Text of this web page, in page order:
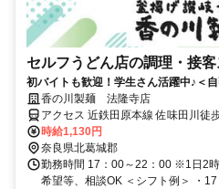
セルフうどん店の調理・接
初バイトも歓迎！学生さん活躍中♪＜
でＯＫ
香の川製麺 法隆寺店
アクセス 近鉄田原本線 佐味田川徒
約15分、ＪＲ関西本線〔大和路線〕
時給1,130円
奈良県北葛城郡
勤務時間 17：00～22：00 ※1日2
希望等、相談OK ＜シフト例＞ ・